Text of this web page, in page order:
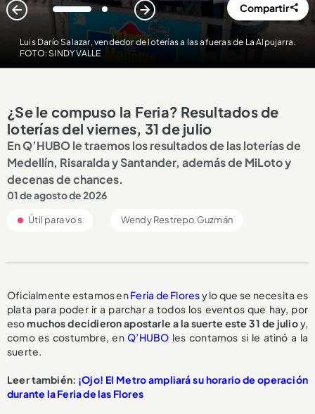
Luis Darío Salazar, vendedor de loterías a las afueras de La Alpujarra.
FOTO: SINDY VALLE
1 2 Compartir
¿Se le compuso la Feria? Resultados de
loterías del viernes, 31 de julio
En Q’HUBO le traemos los resultados de las loterías de
Medellín, Risaralda y Santander, además de MiLoto y
decenas de chances.
01 de agosto de 2026
Útil para vos Wendy Restrepo Guzmán
Oficialmente estamos enFeria de Floresy lo que se necesita es
plata para poder ir a parchar a todos los eventos que hay, por
esomuchos decidieron apostarle a la suerte este 31 de julioy,
como es costumbre, enQ’HUBO les contamos si le atinó a la
suerte.
Leer también: ¡Ojo! El Metro ampliará su horario de operación
durante la Feria de las Flores